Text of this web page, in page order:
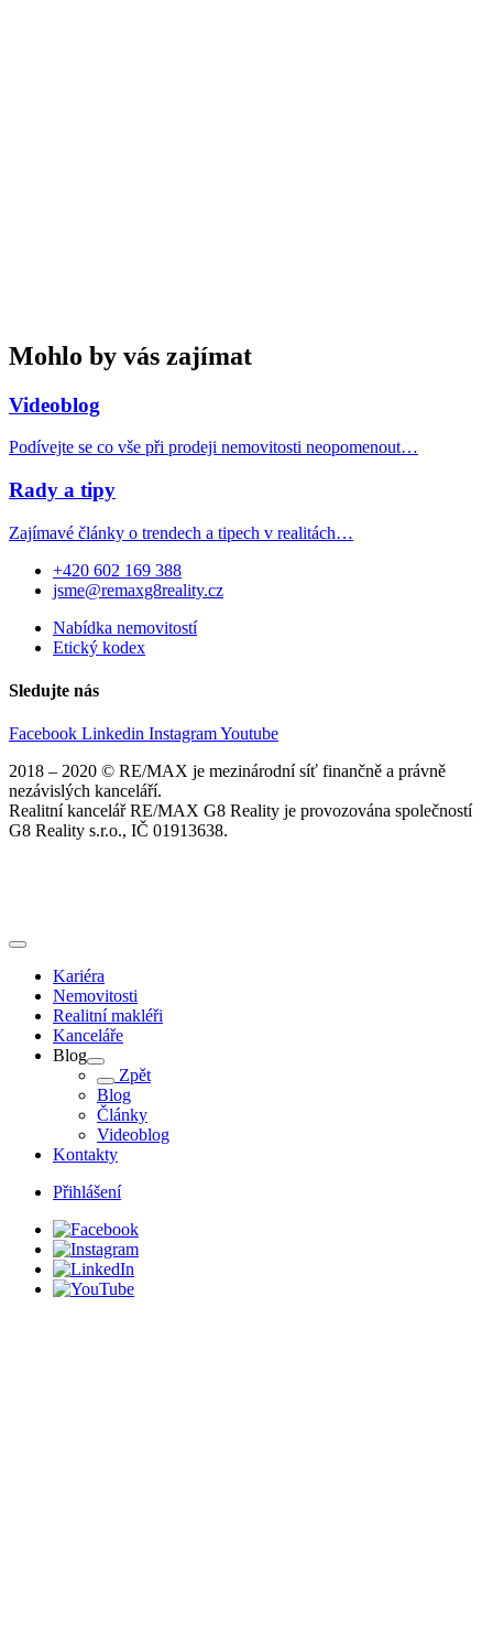
Mohlo by vás zajímat
Videoblog
Podívejte se co vše při prodeji nemovitosti neopomenout…
Rady a tipy
Zajímavé články o trendech a tipech v realitách…
+420 602 169 388
jsme@remaxg8reality.cz
Nabídka nemovitostí
Etický kodex
Sledujte nás
Facebook Linkedin InstagramYoutube
2018 – 2020 © RE/MAX je mezinárodní síť finančně a právně
nezávislých kanceláří.
Realitní kancelář RE/MAX G8 Reality je provozována společností
G8 Reality s.r.o., IČ 01913638.
Kariéra
Nemovitosti
Realitní makléři
Kanceláře
Blog
Zpět
Blog
Články
Videoblog
Kontakty
Přihlášení